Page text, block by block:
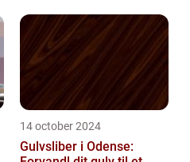
14 october 2024
Gulvsliber i Odense: